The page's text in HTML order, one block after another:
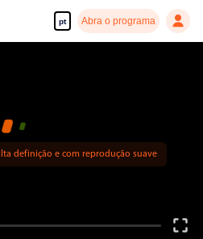
pt Abra o programa
definição e com reprodução suave